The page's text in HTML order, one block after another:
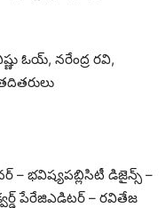
ఓయ్, నరేంద్ర రవి,
– భవిష్యపబ్లిసిటీ డిజైన్స్ –
పేరేజిఎడిటర్ – రవితేజ